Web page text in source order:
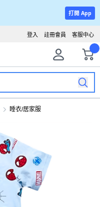
打開 App
客服中心
註冊會員
登入
睡衣/居家服